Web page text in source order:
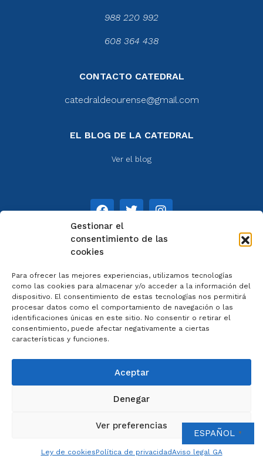
Gestionar el
consentimiento de las
cookies
Para ofrecer las mejores experiencias, utilizamos tecnologías
como las cookies para almacenar y/o acceder a la información del
dispositivo. El consentimiento de estas tecnologías nos permitirá
procesar datos como el comportamiento de navegación o las
identificaciones únicas en este sitio. No consentir o retirar el
consentimiento, puede afectar negativamente a ciertas
características y funciones.
Aceptar
Denegar
Ver preferencias
Ley de cookiesPolítica de privacidadAviso legal GA
988 220 992
608 364 438
CONTACTO CATEDRAL
catedraldeourense@gmail.com
EL BLOG DE LA CATEDRAL
Ver el blog
Aviso legal
Política de privacidad
Cookies
Colaboradores
Condiciones generales
2023 © Catedral de Ourense – web porArtisplendore
ESPAÑOL ▼